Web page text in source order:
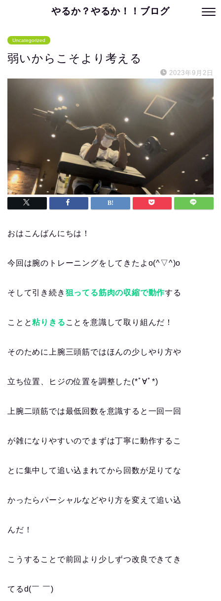
やるか？やるか！！ブログ
Uncategorized
弱いからこそより考える
2023年9月2日
おはこんばんにちは！
今回は腕のトレーニングをしてきたよo(^▽^)o
そして引き続き 狙ってる筋肉の収縮で動作する
ことと粘りきる ことを意識して取り組んだ！
そのために上腕三頭筋ではほんの少しやり方や
立ち位置、ヒジの位置を調整した(*ﾟ∀ﾟ*)
上腕二頭筋では最低回数を意識すると一回一回
が雑になりやすいのでまずは丁寧に動作するこ
とに集中して追い込まれてから回数が足りてな
かったらパーシャルなどやり方を変えて追い込
んだ！
こうすることで前回より少しずつ改良できてき
てるd(￣ ￣)